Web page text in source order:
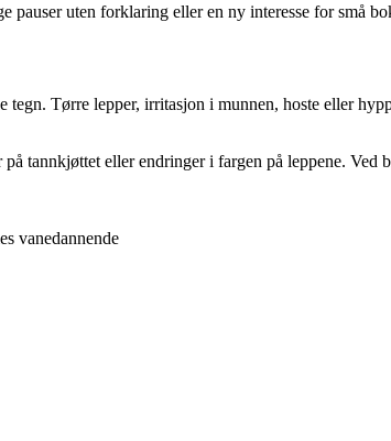
uten forklaring eller en ny interesse for små
Tørre lepper, irritasjon i munnen, hoste eller
tannkjøttet eller endringer i fargen på leppene.
vanedannende